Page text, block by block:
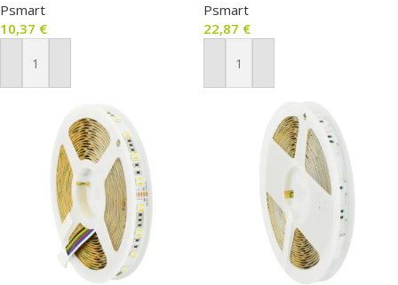
Psmart
10,37 €
Pievienot Grozam
Psmart
22,87 €
Pievienot Grozam